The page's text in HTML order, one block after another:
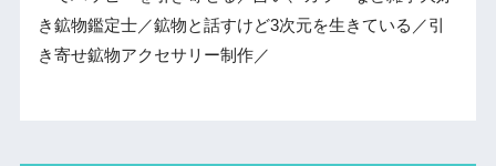
き鉱物鑑定士／鉱物と話すけど3次元を生きている／引
き寄せ鉱物アクセサリー制作／